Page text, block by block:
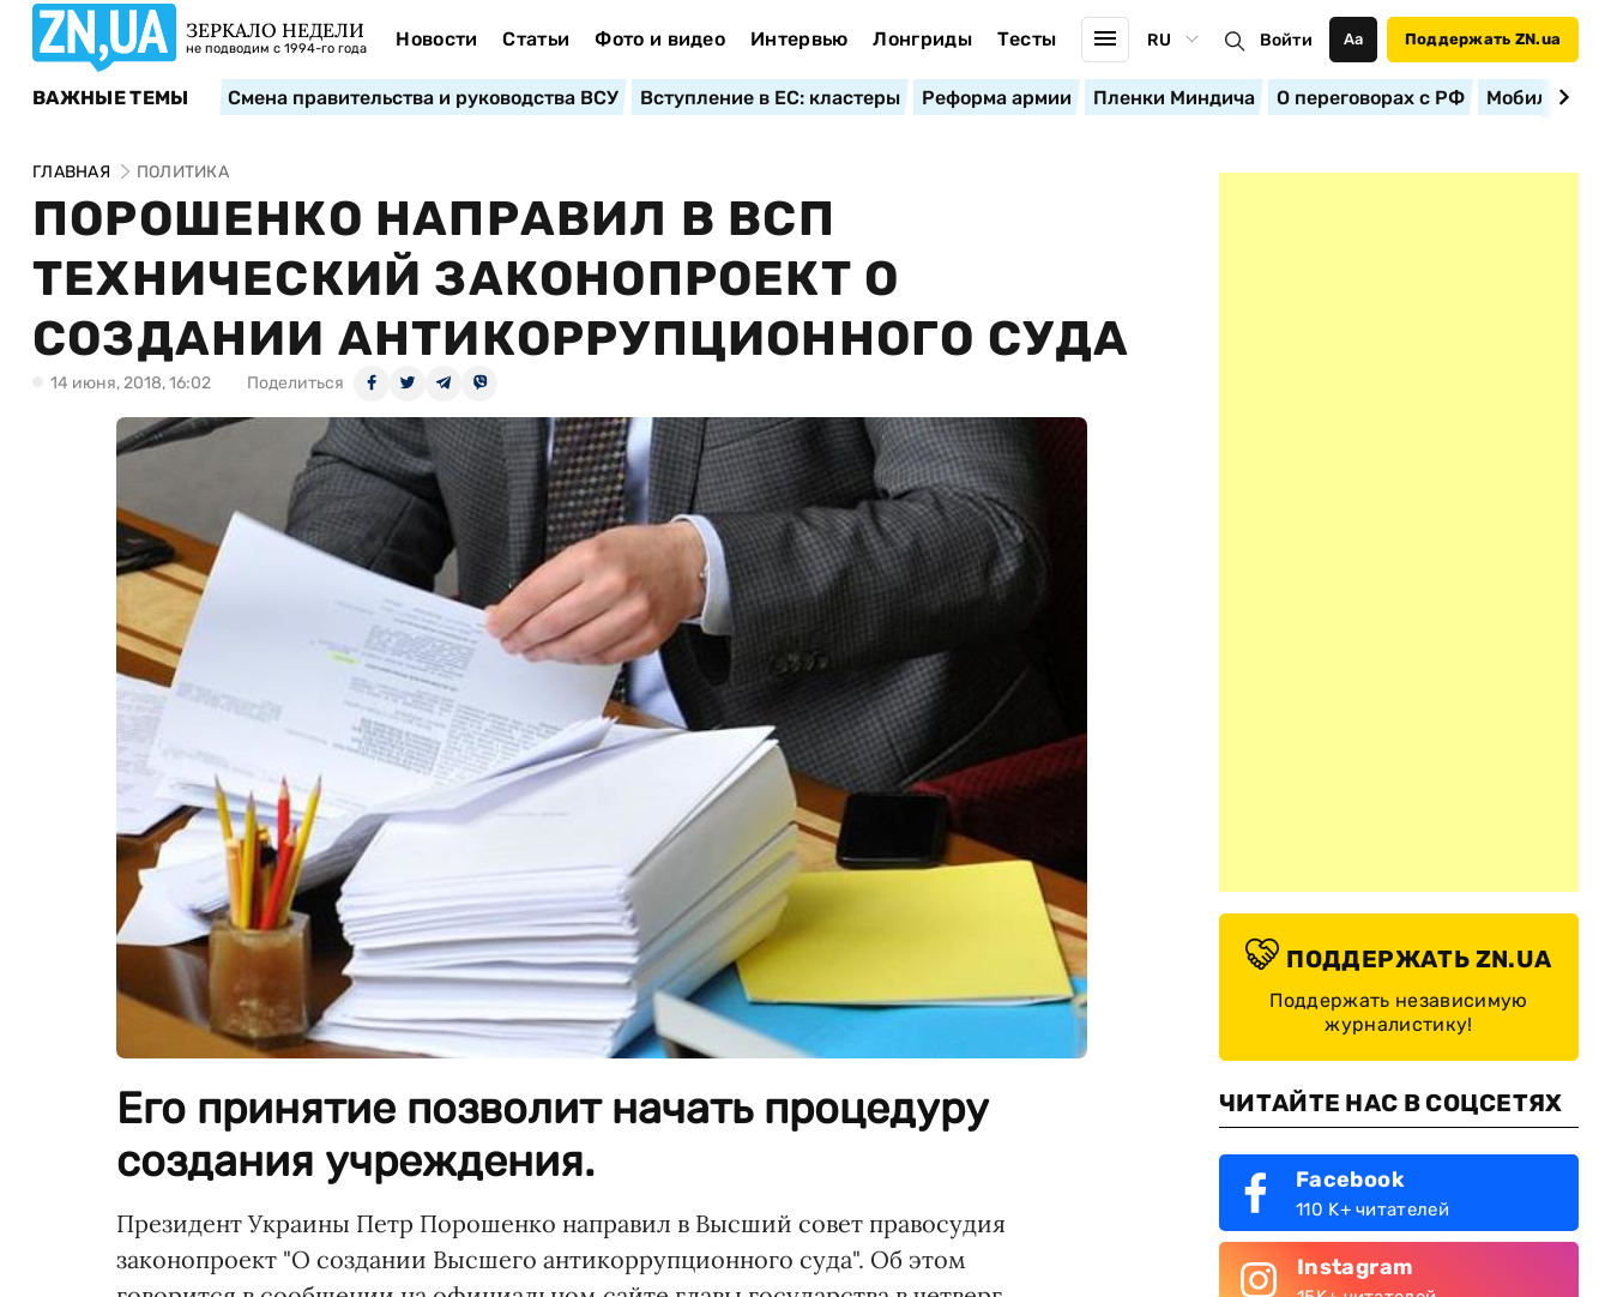
ЗЕРКАЛО НЕДЕЛИ
не подводим с 1994-го года Новости Статьи Фото и видео Интервью Лонгриды Тесты RU Войти Аа Поддержать ZN.ua
ВАЖНЫЕ ТЕМЫ Смена правительства и руководства ВСУ Вступление в ЕС: кластеры Реформа армии Пленки Миндича О переговорах с РФ
ГЛАВНАЯ ПОЛИТИКА
ПОРОШЕНКО НАПРАВИЛ В ВСП
ТЕХНИЧЕСКИЙ ЗАКОНОПРОЕКТ О
СОЗДАНИИ АНТИКОРРУПЦИОННОГО СУДА
14 июня, 2018, 16:02 Поделиться
Его принятие позволит начать процедуру
создания учреждения.
Президент Украины Петр Порошенко направил в Высший совет правосудия
законопроект "О создании Высшего антикоррупционного суда". Об этом
ПОДДЕРЖАТЬ ZN.UA
Поддержать независимую
журналистику!
ЧИТАЙТЕ НАС В СОЦСЕТЯХ
Facebook
110 K+ читателей
Instagram